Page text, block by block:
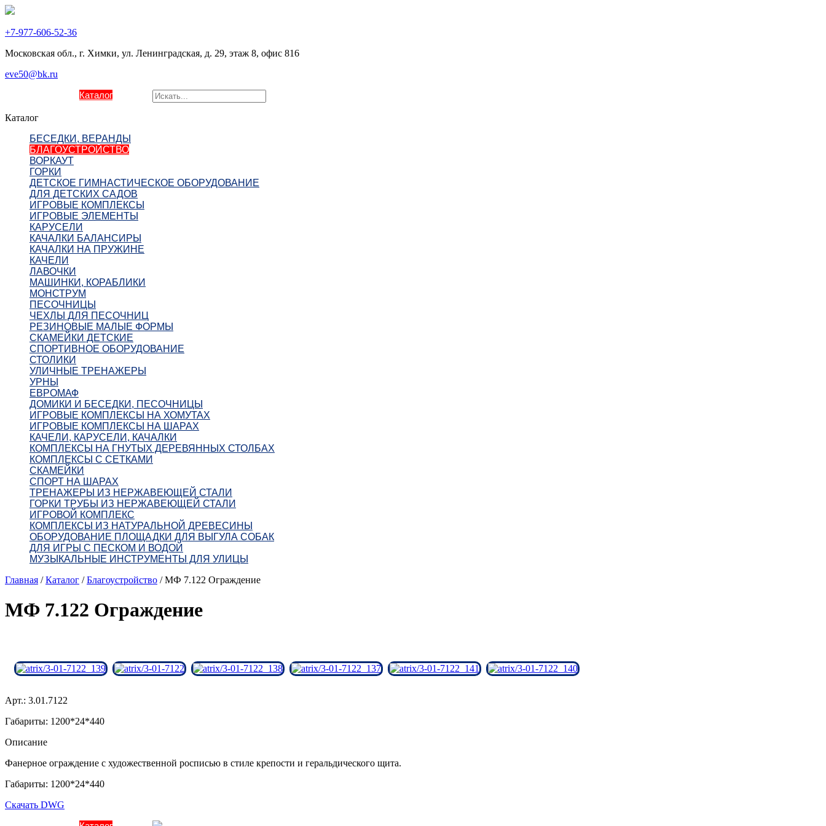
+7-977-606-52-36
Московская обл., г. Химки, ул. Ленинградская, д. 29, этаж 8, офис 816
eve50@bk.ru
Каталог
Каталог
БЕСЕДКИ, ВЕРАНДЫ
БЛАГОУСТРОЙСТВО
ВОРКАУТ
ГОРКИ
ДЕТСКОЕ ГИМНАСТИЧЕСКОЕ ОБОРУДОВАНИЕ
ДЛЯ ДЕТСКИХ САДОВ
ИГРОВЫЕ КОМПЛЕКСЫ
ИГРОВЫЕ ЭЛЕМЕНТЫ
КАРУСЕЛИ
КАЧАЛКИ БАЛАНСИРЫ
КАЧАЛКИ НА ПРУЖИНЕ
КАЧЕЛИ
ЛАВОЧКИ
МАШИНКИ, КОРАБЛИКИ
МОНСТРУМ
ПЕСОЧНИЦЫ
ЧЕХЛЫ ДЛЯ ПЕСОЧНИЦ
РЕЗИНОВЫЕ МАЛЫЕ ФОРМЫ
СКАМЕЙКИ ДЕТСКИЕ
СПОРТИВНОЕ ОБОРУДОВАНИЕ
СТОЛИКИ
УЛИЧНЫЕ ТРЕНАЖЕРЫ
УРНЫ
ЕВРОМАФ
ДОМИКИ И БЕСЕДКИ, ПЕСОЧНИЦЫ
ИГРОВЫЕ КОМПЛЕКСЫ НА ХОМУТАХ
ИГРОВЫЕ КОМПЛЕКСЫ НА ШАРАХ
КАЧЕЛИ, КАРУСЕЛИ, КАЧАЛКИ
КОМПЛЕКСЫ НА ГНУТЫХ ДЕРЕВЯННЫХ СТОЛБАХ
КОМПЛЕКСЫ С СЕТКАМИ
СКАМЕЙКИ
СПОРТ НА ШАРАХ
ТРЕНАЖЕРЫ ИЗ НЕРЖАВЕЮЩЕЙ СТАЛИ
ГОРКИ ТРУБЫ ИЗ НЕРЖАВЕЮЩЕЙ СТАЛИ
ИГРОВОЙ КОМПЛЕКС
КОМПЛЕКСЫ ИЗ НАТУРАЛЬНОЙ ДРЕВЕСИНЫ
ОБОРУДОВАНИЕ ПЛОЩАДКИ ДЛЯ ВЫГУЛА СОБАК
ДЛЯ ИГРЫ С ПЕСКОМ И ВОДОЙ
МУЗЫКАЛЬНЫЕ ИНСТРУМЕНТЫ ДЛЯ УЛИЦЫ
Главная /Каталог /Благоустройство /МФ 7.122 Ограждение
МФ 7.122 Ограждение
Арт.: 3.01.7122
Габариты: 1200*24*440
Описание
Фанерное ограждение с художественной росписью в стиле крепости и геральдического щита.
Габариты: 1200*24*440
Скачать DWG